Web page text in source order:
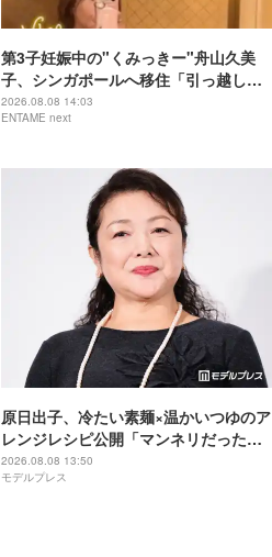
第3子妊娠中の"くみっきー"舟山久美
子、シンガポールへ移住「引っ越しは
想像の1000倍過酷」
2026.08.08 14:03
ENTAME next
原日出子、冷たい素麺×温かいつゆのア
レンジレシピ公開「マンネリだったか
ら助かる」「レパートリーが増えた」
と反響
2026.08.08 13:50
モデルプレス